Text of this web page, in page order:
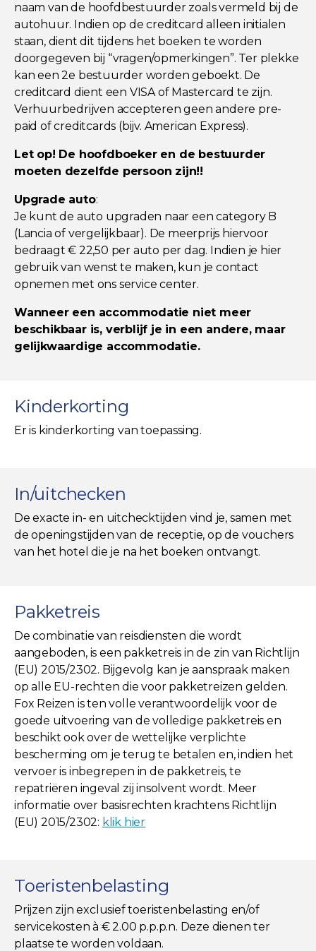
naam van de hoofdbestuurder zoals vermeld bij de
autohuur. Indien op de creditcard alleen initialen
staan, dient dit tijdens het boeken te worden
doorgegeven bij “vragen/opmerkingen”. Ter plekke
kan een 2e bestuurder worden geboekt. De
creditcard dient een VISA of Mastercard te zijn.
Verhuurbedrijven accepteren geen andere pre-
paid of creditcards (bijv. American Express).
Let op! De hoofdboeker en de bestuurder
moeten dezelfde persoon zijn!!
Upgrade auto:
Je kunt de auto upgraden naar een category B
(Lancia of vergelijkbaar). De meerprijs hiervoor
bedraagt € 22,50 per auto per dag. Indien je hier
gebruik van wenst te maken, kun je contact
opnemen met ons service center.
Wanneer een accommodatie niet meer
beschikbaar is, verblijf je in een andere, maar
gelijkwaardige accommodatie.
Kinderkorting
Er is kinderkorting van toepassing.
In/uitchecken
De exacte in- en uitchecktijden vind je, samen met
de openingstijden van de receptie, op de vouchers
van het hotel die je na het boeken ontvangt.
Pakketreis
De combinatie van reisdiensten die wordt
aangeboden, is een pakketreis in de zin van Richtlijn
(EU) 2015/2302. Bijgevolg kan je aanspraak maken
op alle EU-rechten die voor pakketreizen gelden.
Fox Reizen is ten volle verantwoordelijk voor de
goede uitvoering van de volledige pakketreis en
beschikt ook over de wettelijke verplichte
bescherming om je terug te betalen en, indien het
vervoer is inbegrepen in de pakketreis, te
repatriëren ingeval zij insolvent wordt. Meer
informatie over basisrechten krachtens Richtlijn
(EU) 2015/2302: klik hier
Toeristenbelasting
Prijzen zijn exclusief toeristenbelasting en/of
servicekosten à € 2.00 p.p.p.n. Deze dienen ter
plaatse te worden voldaan.